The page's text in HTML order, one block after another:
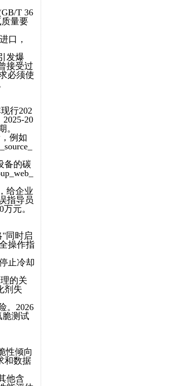
T 36
量要
口，
发爆
接受过
必须使
行202
2025-20
。
例如
备的碳
给企业
指导员
元。
同时启
操作指
止冷却
的关
剂失
。2026
脆测试
性倾向
和数据
他含